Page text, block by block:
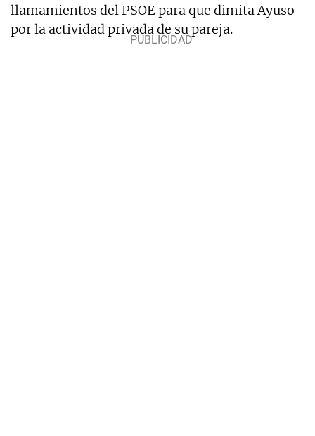
llamamientos del PSOE para que dimita Ayuso
por la actividad privada de su pareja.